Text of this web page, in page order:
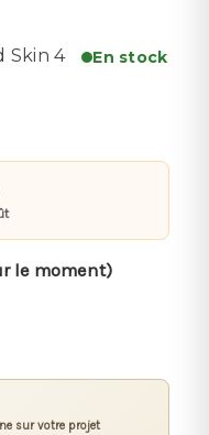
Skin 4 En stock
le moment)
sur votre projet